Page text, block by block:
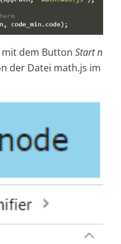
mit dem Button Start n
der Datei math.js im